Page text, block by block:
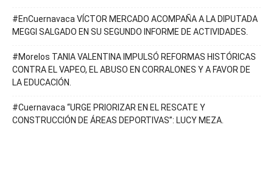
#EnCuernavaca VÍCTOR MERCADO ACOMPAÑA A LA DIPUTADA
MEGGI SALGADO EN SU SEGUNDO INFORME DE ACTIVIDADES.
#Morelos TANIA VALENTINA IMPULSÓ REFORMAS HISTÓRICAS
CONTRA EL VAPEO, EL ABUSO EN CORRALONES Y A FAVOR DE
LA EDUCACIÓN.
#Cuernavaca “URGE PRIORIZAR EN EL RESCATE Y
CONSTRUCCIÓN DE ÁREAS DEPORTIVAS”: LUCY MEZA.